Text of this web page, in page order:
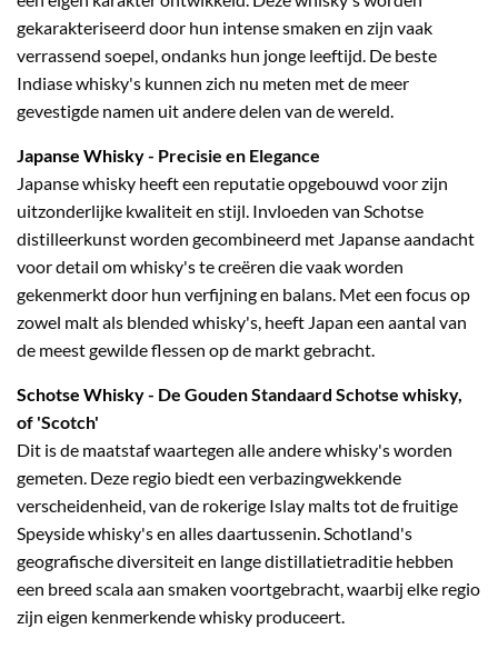
gekarakteriseerd door hun intense smaken en zijn vaak
verrassend soepel, ondanks hun jonge leeftijd. De beste
Indiase whisky's kunnen zich nu meten met de meer
gevestigde namen uit andere delen van de wereld.
Japanse Whisky- Precisie en Elegance
Japanse whisky heeft een reputatie opgebouwd voor zijn
uitzonderlijke kwaliteit en stijl. Invloeden van Schotse
distilleerkunst worden gecombineerd met Japanse aandacht
voor detail om whisky's te creëren die vaak worden
gekenmerkt door hun verfijning en balans. Met een focus op
zowel malt als blended whisky's, heeft Japan een aantal van
de meest gewilde flessen op de markt gebracht.
Schotse Whisky- De Gouden Standaard Schotse whisky,
of 'Scotch'
Dit is de maatstaf waartegen alle andere whisky's worden
gemeten. Deze regio biedt een verbazingwekkende
verscheidenheid, van de rokerige Islay malts tot de fruitige
Speyside whisky's en alles daartussenin. Schotland's
geografische diversiteit en lange distillatietraditie hebben
een breed scala aan smaken voortgebracht, waarbij elke regio
zijn eigen kenmerkende whisky produceert.